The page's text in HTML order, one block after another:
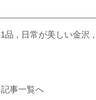
品 日常が美しい金沢
記事一覧へ